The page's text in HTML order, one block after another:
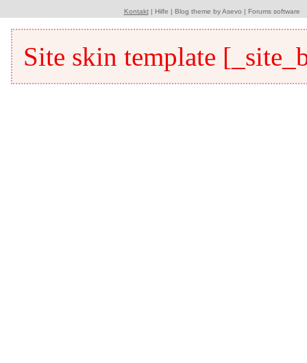
Kontakt| Hilfe Blog theme byAsevo Forums software
Site skin template